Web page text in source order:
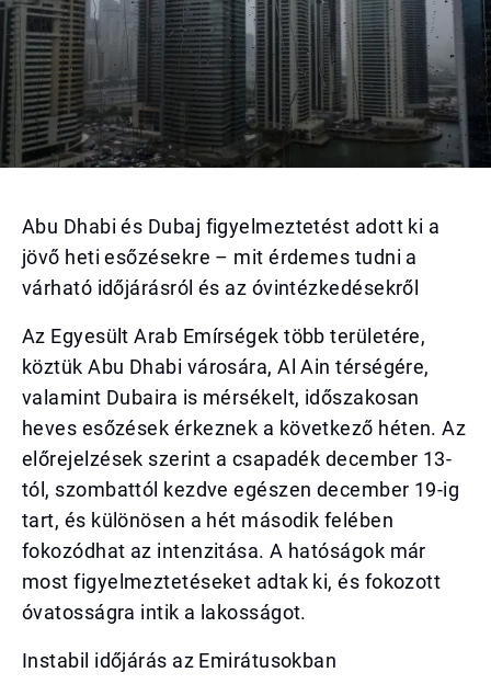
Abu Dhabi és Dubaj figyelmeztetést adott ki a
jövő heti esőzésekre – mit érdemes tudni a
várható időjárásról és az óvintézkedésekről
Az Egyesült Arab Emírségek több területére,
köztük Abu Dhabi városára, Al Ain térségére,
valamint Dubaira is mérsékelt, időszakosan
heves esőzések érkeznek a következő héten. Az
előrejelzések szerint a csapadék december 13-
tól, szombattól kezdve egészen december 19-ig
tart, és különösen a hét második felében
fokozódhat az intenzitása. A hatóságok már
most figyelmeztetéseket adtak ki, és fokozott
óvatosságra intik a lakosságot.
Instabil időjárás az Emirátusokban